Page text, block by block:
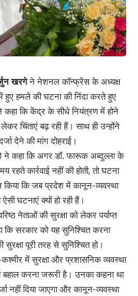
खरगेने नेशनल कॉन्फ्रेंस के अध्यक्ष
हुए हमले की घटना की निंदा करते हुए
कहा कि केंद्र के सीधे नियंत्रण में होने
चिंताएं बढ़ रही हैं। साथ ही उन्होंने
देने की मांग दोहराई।
ने कहा कि अगर डॉ. फारूक अब्दुल्ला के
रहते कार्रवाई नहीं की होती, तो घटना
कि जब प्रदेश में कानून-व्यवस्था
घटनाएं क्यों हो रही हैं।
नेताओं की सुरक्षा को लेकर पर्याप्त
कि सरकार को यह सुनिश्चित करना
पूरी तरह से सुनिश्चित हो।
में सुरक्षा और प्रशासनिक व्यवस्था
बहाल करना जरूरी है। उनका कहना था
नहीं दिया जाएगा और कानून-व्यवस्था